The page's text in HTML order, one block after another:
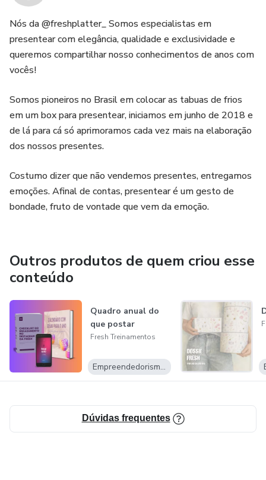
Nós da @freshplatter_ Somos especialistas em
presentear com elegância, qualidade e exclusividade e
queremos compartilhar nosso conhecimentos de anos com
vocês!
Somos pioneiros no Brasil em colocar as tabuas de frios
em um box para presentear, iniciamos em junho de 2018 e
de lá para cá só aprimoramos cada vez mais na elaboração
dos nossos presentes.
Costumo dizer que não vendemos presentes, entregamos
emoções. Afinal de contas, presentear é um gesto de
bondade, fruto de vontade que vem da emoção.
Outros produtos de quem criou esse
conteúdo
Quadro anual do
que postar
Fresh Treinamentos
Empreendedorismo Digital
Dúvidas frequentes